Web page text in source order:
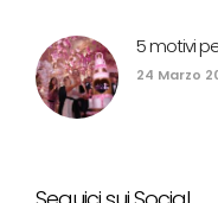
5 motivi
24 Marzo